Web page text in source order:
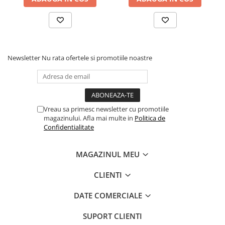
Newsletter Nu rata ofertele si promotiile noastre
Vreau sa primesc newsletter cu promotiile
magazinului. Afla mai multe in Politica de
Confidentialitate
MAGAZINUL MEU
CLIENTI
DATE COMERCIALE
SUPORT CLIENTI